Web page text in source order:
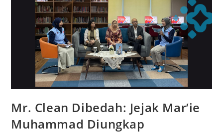
Mr. Clean Dibedah: Jejak Mar’ie
Muhammad Diungkap